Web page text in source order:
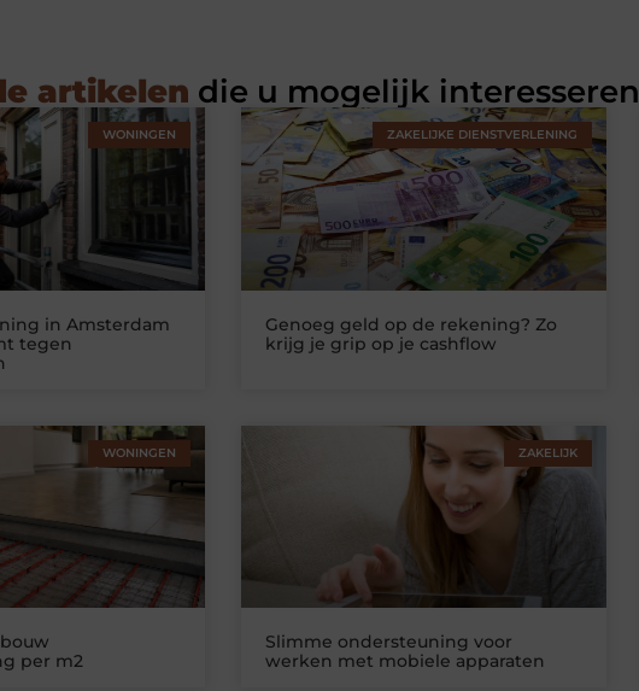
artikelen die u mogelijk interesseren
WONINGEN
in Amsterdam
tegen
ZAKELIJKE DIENSTVERLENING
Genoeg geld op de rekening? Zo
krijg je grip op je cashflow
WONINGEN
per m2
ZAKELIJK
Slimme ondersteuning voor
werken met mobiele apparaten